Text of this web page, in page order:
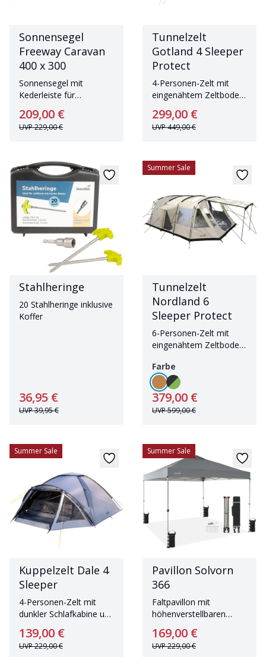
Sonnensegel
Freeway Caravan
400 x 300
Sonnensegel mit
Kederleiste für
Aufstellstangen
209,00 €
UVP229,00 €
Tunnelzelt
Gotland 4 Sleeper
Protect
4-Personen-Zelt mit
eingenähtem Zeltboden
Wohnbereich
299,00 €
UVP449,00 €
Stahlheringe
20 Stahlheringe inklusive
Koffer
36,95 €
UVP39,95 €
Summer Sale
Tunnelzelt
Nordland 6
Sleeper Protect
6-Personen-Zelt mit
eingenähtem Zeltboden
Farbe
379,00 €
UVP599,00 €
Summer Sale
Kuppelzelt Dale 4
Sleeper
4-Personen-Zelt mit
dunkler Schlafkabine und
139,00 €
UVP229,00 €
Summer Sale
Pavillon Solvorn
366
Faltpavillon mit
höhenverstellbaren
Silberbeschichtung
169,00 €
UVP229,00 €